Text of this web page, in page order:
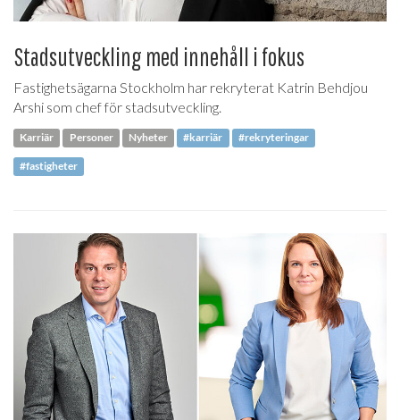
Stadsutveckling med innehåll i fokus
Fastighetsägarna Stockholm har rekryterat Katrin Behdjou
Arshi som chef för stadsutveckling.
Karriär Personer Nyheter #karriär #rekryteringar
#fastigheter